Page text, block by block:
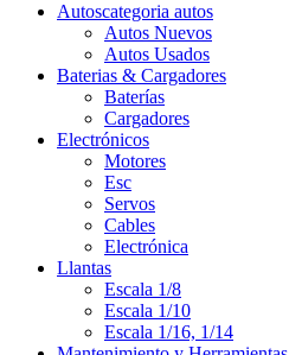
Autoscategoria autos
Autos Nuevos
Autos Usados
Baterias & Cargadores
Baterías
Cargadores
Electrónicos
Motores
Esc
Servos
Cables
Electrónica
Llantas
Escala 1/8
Escala 1/10
Escala 1/16, 1/14